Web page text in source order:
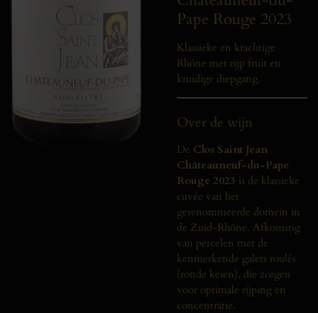
Pape Rouge 2023
Klassieke en krachtige
Rhône met rijp fruit en
kruidige diepgang.
Over de wijn
De Clos Saint Jean
Châteauneuf-du-Pape
Rouge 2023 is de klassieke
cuvée van het
gerenommeerde domein in
de Zuid-Rhône. Afkomstig
van percelen met de
kenmerkende galets roulés
(ronde keien), die zorgen
voor optimale rijping en
concentratie.